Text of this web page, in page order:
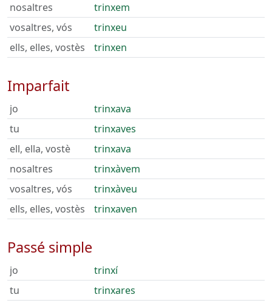
nosaltres
trinxem
vosaltres, vós
trinxeu
ells, elles, vostès
trinxen
Imparfait
jo
trinxava
tu
trinxaves
ell, ella, vostè
trinxava
nosaltres
trinxàvem
vosaltres, vós
trinxàveu
ells, elles, vostès
trinxaven
Passé simple
jo
trinxí
tu
trinxares